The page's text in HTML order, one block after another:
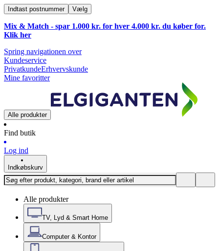
Indtast postnummer Vælg
Mix & Match - spar 1.000 kr. for hver 4.000 kr. du køber for.
Klik her
Spring navigationen over
Kundeservice
PrivatkundeErhvervskunde
Mine favoritter
Alle produkter
Find butik
Log ind
Indkøbskurv
Alle produkter
TV, Lyd & Smart Home
Computer & Kontor